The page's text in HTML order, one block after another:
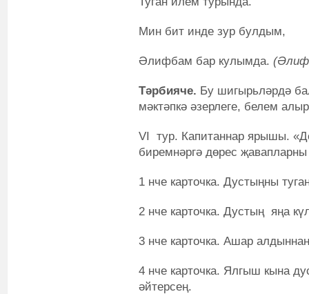
Мин бит инде зур булдым,
Әлифбам бар кулымда.
Тәрбияче. Бу шигырьләрдә
мәктәпкә әзерлеге, белем
VI тур. Капитаннар ярышы.
биремнәргә дөрес җавапларны
1 нче карточка. Дустыңны
2 нче карточка. Дустың яңа
3 нче карточка. Ашар
4 нче карточка. Ялгыш кына
әйтерсең.